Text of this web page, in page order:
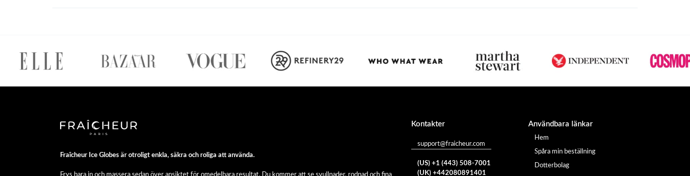
Fraîcheur Ice Globes är otroligt enkla, säkra och roliga att använda.
Kontakter
support@fraicheur.com
(US) +1 (443) 508-7001
(UK) +442080891401
Användbara länkar
Hem
Spåra min beställning
Dotterbolag